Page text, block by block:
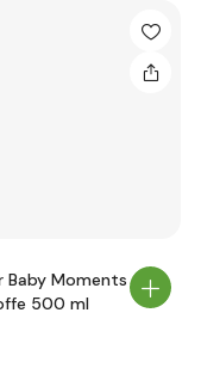
Baby Moments
500 ml